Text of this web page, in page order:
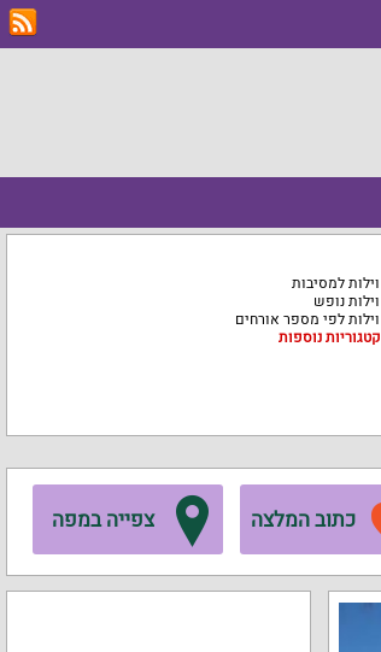
וילות למסיבות
וילות נופש
וילות לפי מספר אורחים
קטגוריות נוספות
כתוב המלצה צפייה במפה